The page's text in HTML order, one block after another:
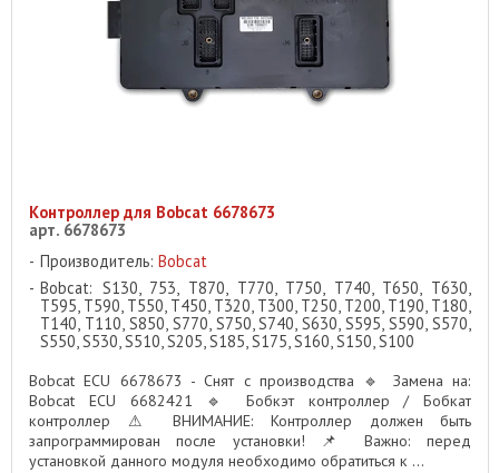
Контроллер для Bobcat 6678673
арт. 6678673
Производитель: Bobcat
Bobcat: S130, 753, T870, T770, T750, T740, T650, T630,
T595, T590, T550, T450, T320, T300, T250, T200, T190, T180,
T140, T110, S850, S770, S750, S740, S630, S595, S590, S570,
S550, S530, S510, S205, S185, S175, S160, S150, S100
Bobcat ECU 6678673 - Снят с производства 🔹 Замена на:
Bobcat ECU 6682421 🔹 Бобкэт контроллер / Бобкат
контроллер ⚠ ВНИМАНИЕ: Контроллер должен быть
запрограммирован после установки! 📌 Важно: перед
установкой данного модуля необходимо обратиться к ...